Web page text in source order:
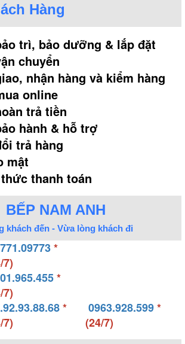
Hàng
trì, bảo dưỡng & lắp đặt
chuyển
nhận hàng và kiểm hàng
online
trả tiền
hành & hỗ trợ
trả hàng
mật
thức thanh toán
BẾP NAM ANH
khách đến - Vừa lòng khách đi
*
7)
*
7)
*
7)
0963.928.599*
(24/7)